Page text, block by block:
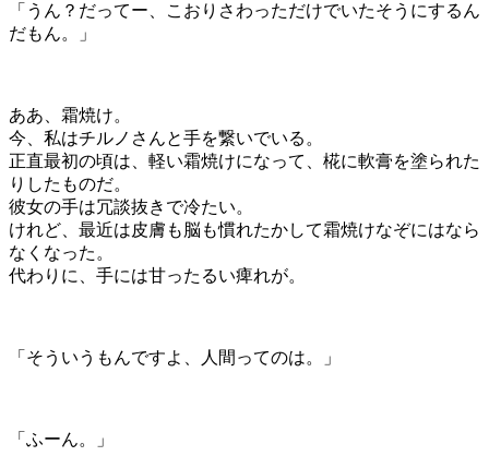
「うん？だってー、こおりさわっただけでいたそうにするん
だもん。」
ああ、霜焼け。
今、私はチルノさんと手を繋いでいる。
正直最初の頃は、軽い霜焼けになって、椛に軟膏を塗られた
りしたものだ。
彼女の手は冗談抜きで冷たい。
けれど、最近は皮膚も脳も慣れたかして霜焼けなぞにはなら
なくなった。
代わりに、手には甘ったるい痺れが。
「そういうもんですよ、人間ってのは。」
「ふーん。」